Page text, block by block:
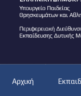
Αρχική